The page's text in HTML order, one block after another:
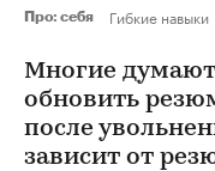
Про: себя Гибкие навыки
Многие
обновить
после
зависит от